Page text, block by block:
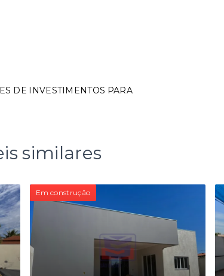
DE INVESTIMENTOS PARA
similares
Em construção